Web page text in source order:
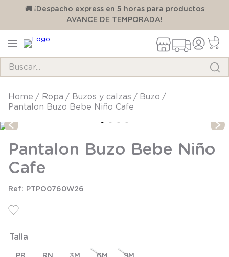
🚚 ¡Despacho express en 5 horas para productos
AVANCE DE TEMPORADA!
ropa buzos y calzas
buzo
Pantalon Buzo Bebe Niño Cafe
Pantalon Buzo Bebe Niño
Cafe
PTPO0760W26
Talla
TÉRMINOS MÁS BUSCADOS
3.
zapatillas
4.
body
5
manta
8.